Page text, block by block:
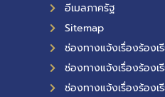
อีเมลภาครัฐ
Sitemap
ช่องทางแจ้งเรื่องร้อง
ช่องทางแจ้งเรื่องร้องเ
ช่องทางแจ้งเรื่องร้องเ